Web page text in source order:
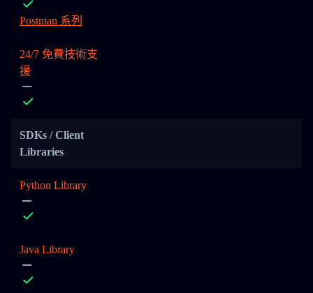
Postman 系列
24/7 免費技術支
援
SDKs / Client
Libraries
Python Library
Java Library